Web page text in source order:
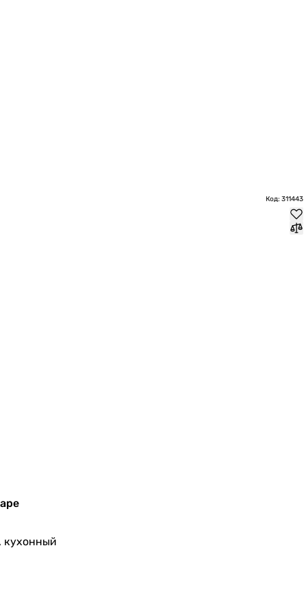
Код: 311443
кухонный